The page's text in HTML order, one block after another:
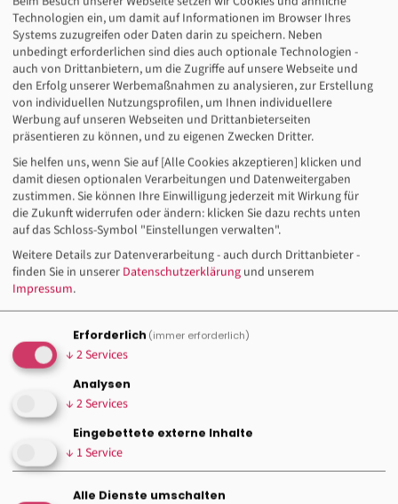
NORDSÜD NEWS zu fairer
Globalisierung, sozialer Gerechtigkeit
und internationalen
Gewerkschaftsthemen.
Publikation
NORDSÜD NEWS I - Mai 2025
"Entwicklung braucht Geld"
Technologien ein, um damit auf Informationen im Browser Ihres
Systems zuzugreifen oder Daten darin zu speichern. Neben
unbedingt erforderlichen sind dies auch optionale Technologien -
auch von Drittanbietern, um die Zugriffe auf unsere Webseite und
den Erfolg unserer Werbemaßnahmen zu analysieren, zur Erstellung
von individuellen Nutzungsprofilen, um Ihnen individuellere
Werbung auf unseren Webseiten und Drittanbieterseiten
präsentieren zu können, und zu eigenen Zwecken Dritter.
Sie helfen uns, wenn Sie auf [Alle Cookies akzeptieren] klicken und
damit diesen optionalen Verarbeitungen und Datenweitergaben
zustimmen. Sie können Ihre Einwilligung jederzeit mit Wirkung für
die Zukunft widerrufen oder ändern: klicken Sie dazu rechts unten
auf das Schloss-Symbol "Einstellungen verwalten".
Weitere Details zur Datenverarbeitung - auch durch Drittanbieter -
finden Sie in unserer Datenschutzerklärung und unserem
Impressum.
Erforderlich (immer erforderlich)
↓ 2 Services
Analysen
↓ 2 Services
Eingebettete externe Inhalte
↓ 1 Service
Alle Dienste umschalten